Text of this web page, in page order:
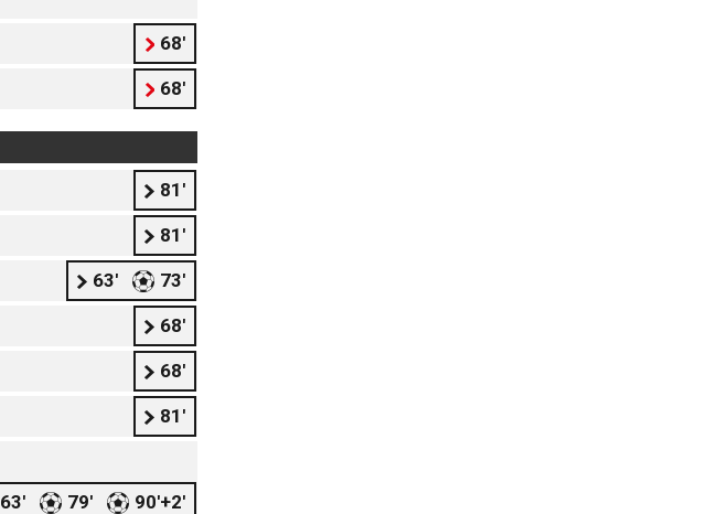
68'
68'
81'
81'
63' 73'
68'
68'
81'
63'
79' 90'+2'